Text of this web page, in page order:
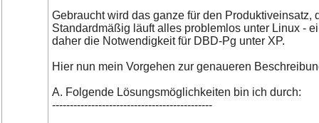
Gebraucht wird das ganze für den
Standardmäßig läuft alles problemlos unter Linux -
daher die Notwendigkeit für DBD-Pg unter XP.
Hier nun mein Vorgehen zur genaueren
A. Folgende Lösungsmöglichkeiten bin ich durch:
---------------------------------------------